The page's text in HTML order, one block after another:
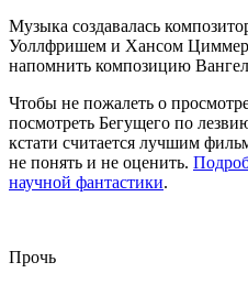
Музыка создавалась
Уоллфришем и Хансом
напомнить композицию
Чтобы не пожалеть о
посмотреть Бегущего по
кстати считается лучшим
не понять и не оценить.
научной фантастики.
Прочь